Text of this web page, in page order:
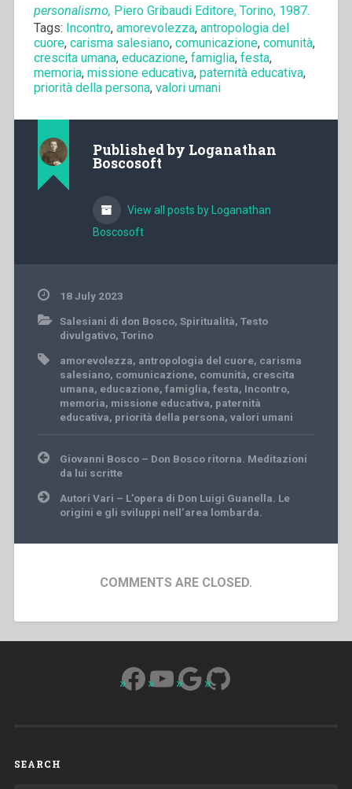
personalismo, Piero Gribaudi Editore, Torino, 1987.
Tags: Incontro, amorevolezza, antropologia del
cuore, carisma salesiano, comunicazione, comunità,
crescita umana, educazione, famiglia, festa,
memoria, missione educativa, paternità educativa,
priorità della persona, valori umani
Published by Loganathan
Boscosoft
View all posts by Loganathan
Boscosoft
18 July 2023
Salesiani di don Bosco, Spiritualità, Testo
divulgativo, Torino
amorevolezza, antropologia del cuore, carisma
salesiano, comunicazione, comunità, crescita
umana, educazione, famiglia, festa, Incontro,
memoria, missione educativa, paternità
educativa, priorità della persona, valori umani
Post
navigation
Giovanni Bosco – Don Bosco ritorna. Meditazioni
da lui scritte
Autori Vari – L’opera di Don Luigi Guanella. Le
origini e gli sviluppi nell’area lombarda.
COMMENTS ARE CLOSED.
Facebook
YouTube
Google
GitHub
SEARCH